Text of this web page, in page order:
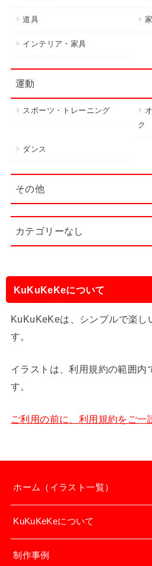
道具
インテリア・家具
運動
スポーツ・トレーニング
ク
ダンス
その他
カテゴリーなし
KuKuKeKeについて
KuKuKeKeは、シンプルで楽し
す。
イラストは、利用規約の範囲内
す。
ご利用の前に、利用規約をご一
ホーム（イラスト一覧）
KuKuKeKeについて
制作事例